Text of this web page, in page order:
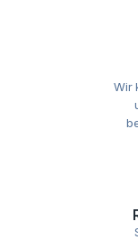
Wir